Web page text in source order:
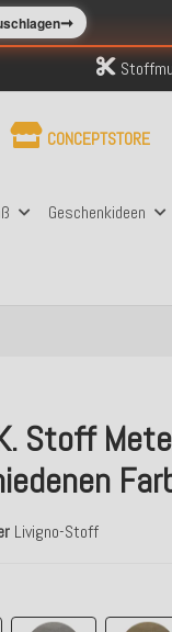
➞
Geschenkideen
CONCEPTSTORE
Stoff
Livigno-Stoff